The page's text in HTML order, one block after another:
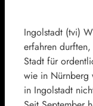
Ingolstadt (tvi)
erfahren
Stadt für
wie in Nürnberg
in Ingolstadt